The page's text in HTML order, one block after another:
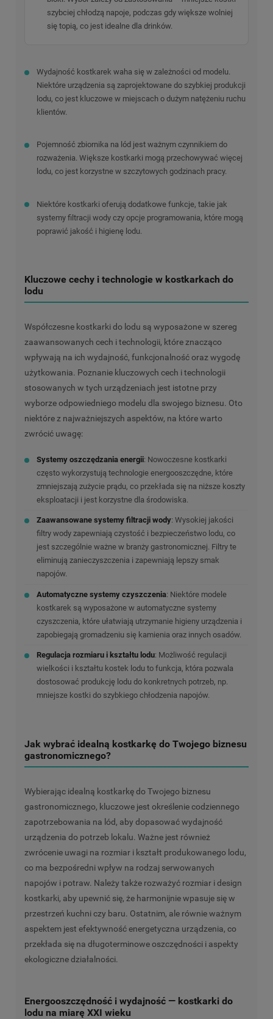
szybciej chłodzą napoje, podczas gdy większe wolniej
się topią, co jest idealne dla drinków.
Wydajność kostkarek waha się w zależności od modelu.
Niektóre urządzenia są zaprojektowane do szybkiej produkcji
lodu, co jest kluczowe w miejscach o dużym natężeniu ruchu
klientów.
Pojemność zbiornika na lód jest ważnym czynnikiem do
rozważenia. Większe kostkarki mogą przechowywać więcej
lodu, co jest korzystne w szczytowych godzinach pracy.
Niektóre kostkarki oferują dodatkowe funkcje, takie jak
systemy filtracji wody czy opcje programowania, które mogą
poprawić jakość i higienę lodu.
Kluczowe cechy i technologie w kostkarkach do
lodu
Współczesne kostkarki do lodu są wyposażone w szereg
zaawansowanych cech i technologii, które znacząco
wpływają na ich wydajność, funkcjonalność oraz wygodę
użytkowania. Poznanie kluczowych cech i technologii
stosowanych w tych urządzeniach jest istotne przy
wyborze odpowiedniego modelu dla swojego biznesu. Oto
niektóre z najważniejszych aspektów, na które warto
zwrócić uwagę:
Systemy oszczędzania energii: Nowoczesne kostkarki
często wykorzystują technologie energooszczędne, które
zmniejszają zużycie prądu, co przekłada się na niższe koszty
eksploatacji i jest korzystne dla środowiska.
Zaawansowane systemy filtracji wody: Wysokiej jakości
filtry wody zapewniają czystość i bezpieczeństwo lodu, co
jest szczególnie ważne w branży gastronomicznej. Filtry te
eliminują zanieczyszczenia i zapewniają lepszy smak
napojów.
Automatyczne systemy czyszczenia: Niektóre modele
kostkarek są wyposażone w automatyczne systemy
czyszczenia, które ułatwiają utrzymanie higieny urządzenia i
zapobiegają gromadzeniu się kamienia oraz innych osadów.
Regulacja rozmiaru i kształtu lodu: Możliwość regulacji
wielkości i kształtu kostek lodu to funkcja, która pozwala
dostosować produkcję lodu do konkretnych potrzeb, np.
mniejsze kostki do szybkiego chłodzenia napojów.
Jak wybrać idealną kostkarkę do Twojego biznesu
gastronomicznego?
Wybierając idealną kostkarkę do Twojego biznesu
gastronomicznego, kluczowe jest określenie codziennego
zapotrzebowania na lód, aby dopasować wydajność
urządzenia do potrzeb lokalu. Ważne jest również
zwrócenie uwagi na rozmiar i kształt produkowanego lodu,
co ma bezpośredni wpływ na rodzaj serwowanych
napojów i potraw. Należy także rozważyć rozmiar i design
kostkarki, aby upewnić się, że harmonijnie wpasuje się w
przestrzeń kuchni czy baru. Ostatnim, ale równie ważnym
aspektem jest efektywność energetyczna urządzenia, co
przekłada się na długoterminowe oszczędności i aspekty
ekologiczne działalności.
Energooszczędność i wydajność — kostkarki do
lodu na miarę XXI wieku